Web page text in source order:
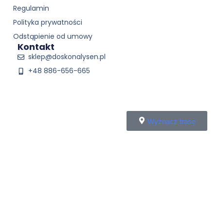
Regulamin
Polityka prywatności
Odstąpienie od umowy
Kontakt
sklep@doskonalysen.pl
+48 886-656-665
Wyznacz trasę